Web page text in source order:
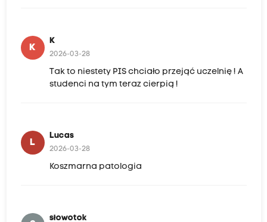
K
K
2026-03-28
Tak to niestety PIS chciało przejąć uczelnię ! A
studenci na tym teraz cierpią !
L
Lucas
2026-03-28
Koszmarna patologia
słowotok